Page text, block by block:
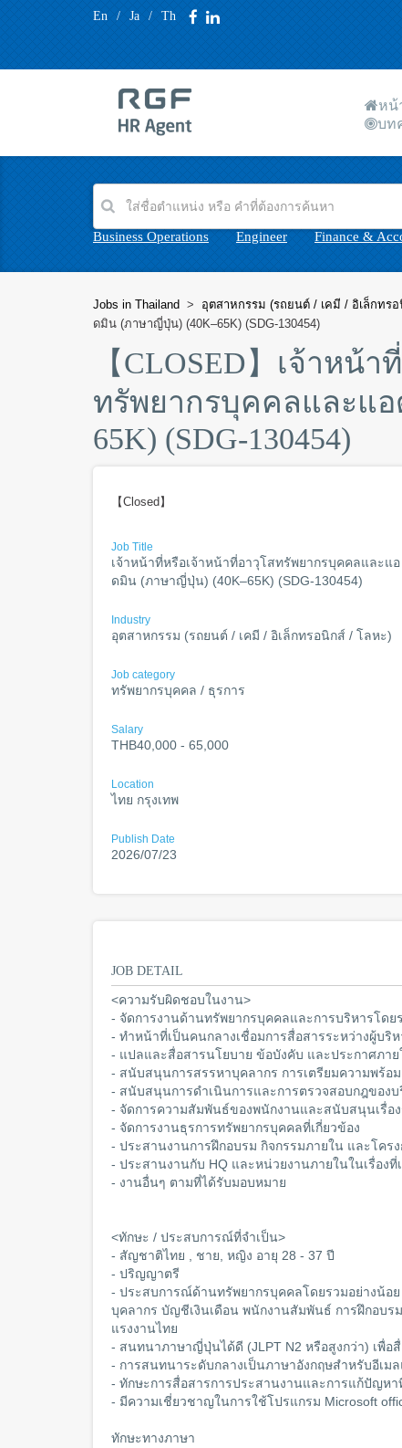
En / Ja / Th
หน้
บท
Business Operations Engineer Finance &
Jobs in Thailand > อุตสาหกรรม (รถยนต์ / เคมี / อิเล็กทร
ดมิน (ภาษาญี่ปุ่น) (40K–65K) (SDG-130454)
【CLOSED】 เจ้าหน้า
ทรัพยากรบุคคลและแ
65K) (SDG-130454)
【Closed】
Job Title
เจ้าหน้าที่หรือเจ้าหน้าที่อาวุโสทรัพยากรบุคคลและแอ
ดมิน (ภาษาญี่ปุ่น) (40K–65K) (SDG-130454)
Industry
อุตสาหกรรม (รถยนต์ / เคมี / อิเล็กทรอนิกส์ / โลหะ)
Job category
ทรัพยากรบุคคล / ธุรการ
Salary
THB40,000 - 65,000
Location
ไทย กรุงเทพ
Publish Date
2026/07/23
JOB DETAIL
<ความรับผิดชอบในงาน>
- จัดการงานด้านทรัพยากรบุคคลและการบริหารโด
- ทำหน้าที่เป็นคนกลางเชื่อมการสื่อสารระหว่างผู้บ
- แปลและสื่อสารนโยบาย ข้อบังคับ และประกาศภา
- สนับสนุนการสรรหาบุคลากร การเตรียมความพร้
- สนับสนุนการดำเนินการและการตรวจสอบกฎของ
- จัดการความสัมพันธ์ของพนักงานและสนับสนุนเรื่อง
- จัดการงานธุรการทรัพยากรบุคคลที่เกี่ยวข้อง
- ประสานงานการฝึกอบรม กิจกรรมภายใน และโคร
- ประสานงานกับ HQ และหน่วยงานภายในในเรื่องที่
- งานอื่นๆ ตามที่ได้รับมอบหมาย
<ทักษะ / ประสบการณ์ที่จำเป็น>
- สัญชาติไทย , ชาย, หญิง อายุ 28 - 37 ปี
- ปริญญาตรี
- ประสบการณ์ด้านทรัพยากรบุคคลโดยรวมอย่างน้อ
บุคลากร บัญชีเงินเดือน พนักงานสัมพันธ์ การฝึกอบร
แรงงานไทย
- สนทนาภาษาญี่ปุ่นได้ดี (JLPT N2 หรือสูงกว่า) เพื่
- การสนทนาระดับกลางเป็นภาษาอังกฤษสำหรับอีเมล
- ทักษะการสื่อสารการประสานงานและการแก้ปัญหา
- มีความเชี่ยวชาญในการใช้โปรแกรม Microsoft
ทักษะทางภาษา